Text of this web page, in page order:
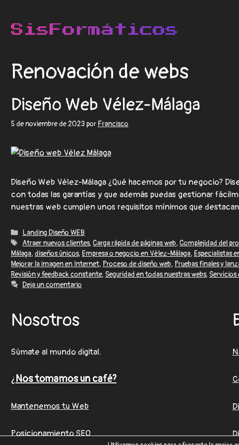
Renovación de webs
Diseño Web Vélez-Málaga
5 de noviembre de 2023 por Francisco
Diseño Web Vélez-Málaga ¿Qué hacemos por tu negocio?
con todas las garantías y que además puedas gestionar
nuestras web cumplen unos requisitos mínimos que
Landing Diseño WEB
Atraer nuevos clientes,Carga rápida de páginas web,Complejidad del
Málaga, diseños únicos, Empresa o negocio en Vélez-Málaga, Especialistas
Mejorar la imagen en Internet, Proceso de diseño web, Pruebas finales y
Revisión y feedback constante, Seguridad en todas nuestras webs, Servicios
Deja un comentario
Nosotros
Súmate al mundo digital.
¿ Nos tomamos un café?
Mantenemos tu Web
Posicionamiento SEO